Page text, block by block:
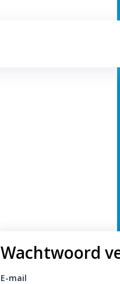
Wachtwoord
E-mail